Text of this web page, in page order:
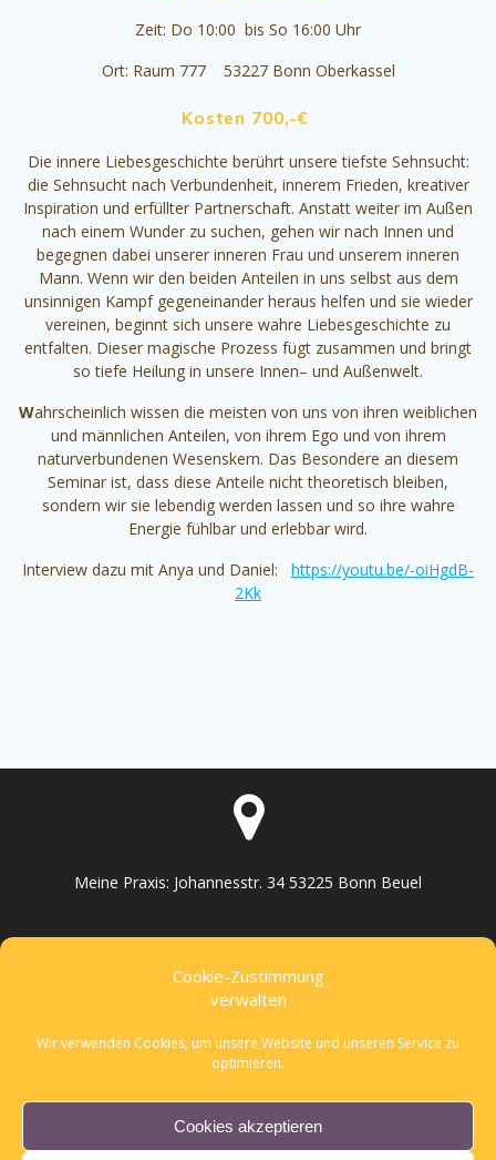
Cookie-Zustimmung
verwalten
Wir verwenden Cookies, um unsere Website und unseren Service zu
optimieren.
Cookies akzeptieren
Zeit: Do 10:00 bis So 16:00 Uhr
Ort: Raum 777 53227 Bonn Oberkassel
Kosten 700,-€
Die innere Liebesgeschichte berührt unsere tiefste Sehnsucht:
die Sehnsucht nach Verbundenheit, innerem Frieden, kreativer
Inspiration und erfüllter Partnerschaft. Anstatt weiter im Außen
nach einem Wunder zu suchen, gehen wir nach Innen und
begegnen dabei unserer inneren Frau und unserem inneren
Mann. Wenn wir den beiden Anteilen in uns selbst aus dem
unsinnigen Kampf gegeneinander heraus helfen und sie wieder
vereinen, beginnt sich unsere wahre Liebesgeschichte zu
entfalten. Dieser magische Prozess fügt zusammen und bringt
so tiefe Heilung in unsere Innen– und Außenwelt.
Wahrscheinlich wissen die meisten von uns von ihren weiblichen
und männlichen Anteilen, von ihrem Ego und von ihrem
naturverbundenen Wesenskern. Das Besondere an diesem
Seminar ist, dass diese Anteile nicht theoretisch bleiben,
sondern wir sie lebendig werden lassen und so ihre wahre
Energie fühlbar und erlebbar wird.
Interview dazu mit Anya und Daniel: https://youtu.be/-oiHgdB-
2Kk
Meine Praxis: Johannesstr. 34 53225 Bonn Beuel